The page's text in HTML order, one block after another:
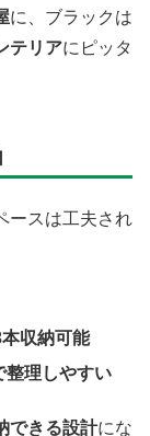
に、ブラックは
テリアにピッタ
ースは工夫され
収納可能
整理しやすい
できる設計にな